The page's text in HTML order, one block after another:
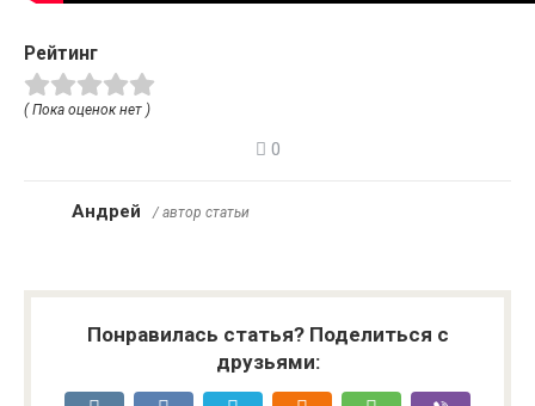
Рейтинг
( Пока оценок нет )
0
Андрей / автор статьи
Понравилась статья? Поделиться с
друзьями: